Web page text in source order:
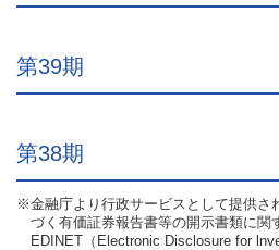
第39期
第38期
※金融庁より行政サービスとして提供さ
づく有価証券報告書等の開示書類に関
EDINET（Electronic Disclosure for